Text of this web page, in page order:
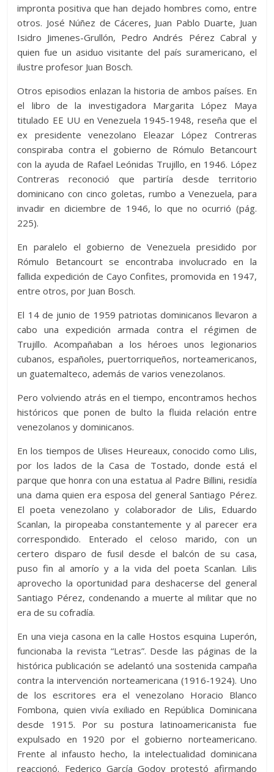
impronta positiva que han dejado hombres como, entre
otros. José Núñez de Cáceres, Juan Pablo Duarte, Juan
Isidro Jimenes-Grullón, Pedro Andrés Pérez Cabral y
quien fue un asiduo visitante del país suramericano, el
ilustre profesor Juan Bosch.
Otros episodios enlazan la historia de ambos países. En
el libro de la investigadora Margarita López Maya
titulado EE UU en Venezuela 1945-1948, reseña que el
ex presidente venezolano Eleazar López Contreras
conspiraba contra el gobierno de Rómulo Betancourt
con la ayuda de Rafael Leónidas Trujillo, en 1946. López
Contreras reconoció que partiría desde territorio
dominicano con cinco goletas, rumbo a Venezuela, para
invadir en diciembre de 1946, lo que no ocurrió (pág.
225).
En paralelo el gobierno de Venezuela presidido por
Rómulo Betancourt se encontraba involucrado en la
fallida expedición de Cayo Confites, promovida en 1947,
entre otros, por Juan Bosch.
El 14 de junio de 1959 patriotas dominicanos llevaron a
cabo una expedición armada contra el régimen de
Trujillo. Acompañaban a los héroes unos legionarios
cubanos, españoles, puertorriqueños, norteamericanos,
un guatemalteco, además de varios venezolanos.
Pero volviendo atrás en el tiempo, encontramos hechos
históricos que ponen de bulto la fluida relación entre
venezolanos y dominicanos.
En los tiempos de Ulises Heureaux, conocido como Lilis,
por los lados de la Casa de Tostado, donde está el
parque que honra con una estatua al Padre Billini, residía
una dama quien era esposa del general Santiago Pérez.
El poeta venezolano y colaborador de Lilis, Eduardo
Scanlan, la piropeaba constantemente y al parecer era
correspondido. Enterado el celoso marido, con un
certero disparo de fusil desde el balcón de su casa,
puso fin al amorío y a la vida del poeta Scanlan. Lilis
aprovecho la oportunidad para deshacerse del general
Santiago Pérez, condenando a muerte al militar que no
era de su cofradía.
En una vieja casona en la calle Hostos esquina Luperón,
funcionaba la revista “Letras”. Desde las páginas de la
histórica publicación se adelantó una sostenida campaña
contra la intervención norteamericana (1916-1924). Uno
de los escritores era el venezolano Horacio Blanco
Fombona, quien vivía exiliado en República Dominicana
desde 1915. Por su postura latinoamericanista fue
expulsado en 1920 por el gobierno norteamericano.
Frente al infausto hecho, la intelectualidad dominicana
reaccionó. Federico García Godoy protestó afirmando